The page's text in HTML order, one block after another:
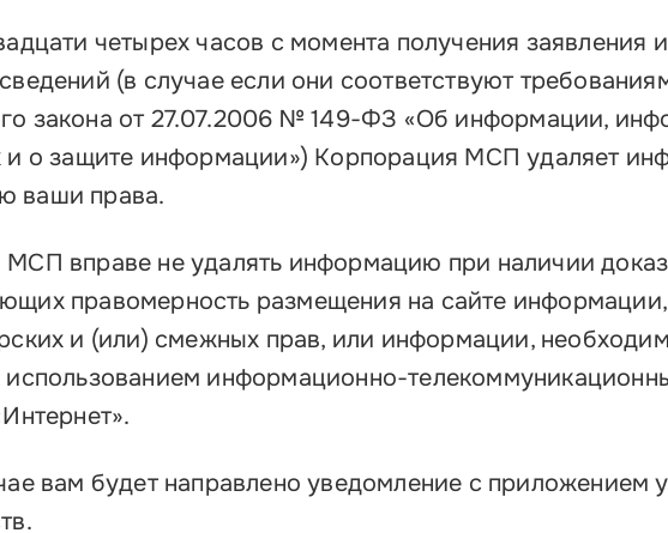
четырех часов с момента получения заявления
(в случае если они соответствуют
закона от 27.07.2006 № 149-ФЗ «Об информации,
и о защите информации») Корпорация МСП удаляет
ваши права.
вправе не удалять информацию при наличии
правомерность размещения на сайте
и (или) смежных прав, или информации,
использованием информационно-
вам будет направлено уведомление с приложением